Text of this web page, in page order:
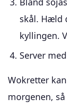
skål. Hæld
kyllingen.
Server
Wokretter
morgenen,